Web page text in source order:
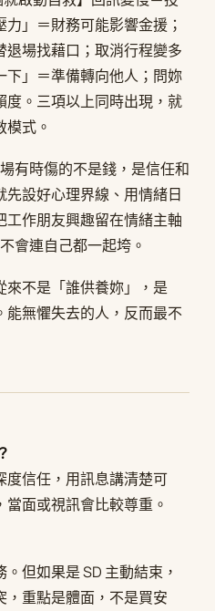
」＝財務可能影響金援；
場找藉口；取消行程變多
下」＝準備轉向他人；問妳
度。三項以上同時出現，就
式。
有時傷的不是錢，是信任和
設好心理界線、用情緒日
作朋友興趣留在情緒主軸
會連自己都一起垮。
不是「誰供養妳」，是
能無懼失去的人，反而最不
度信任，用訊息講清楚可
面或視訊會比較尊重。
但如果是 SD 主動結束，
重點是體面，不是買安